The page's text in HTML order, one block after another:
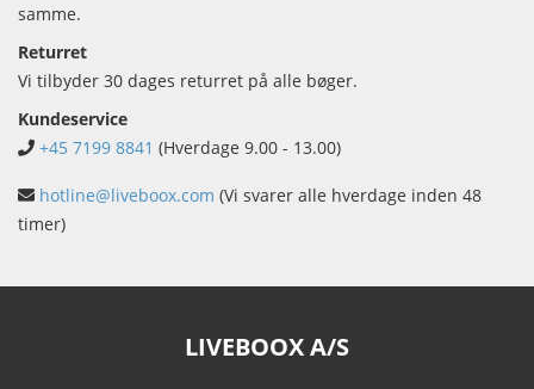
samme.
Returret
Vi tilbyder 30 dages returret på alle bøger.
Kundeservice
+45 7199 8841 (Hverdage 9.00 - 13.00)
hotline@liveboox.com (Vi svarer alle hverdage inden 48
timer)
LIVEBOOX A/S